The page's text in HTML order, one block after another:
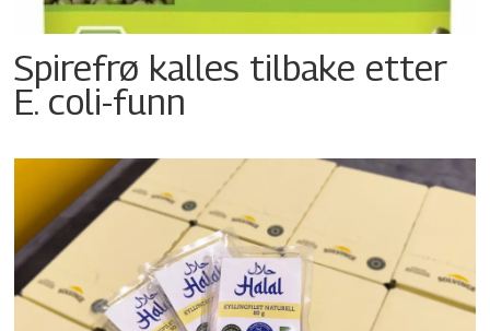
Spirefrø kalles tilbake etter
E. coli-funn